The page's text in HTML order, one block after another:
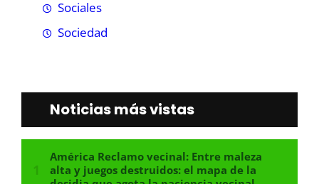
Sociales
Sociedad
Noticias más vistas